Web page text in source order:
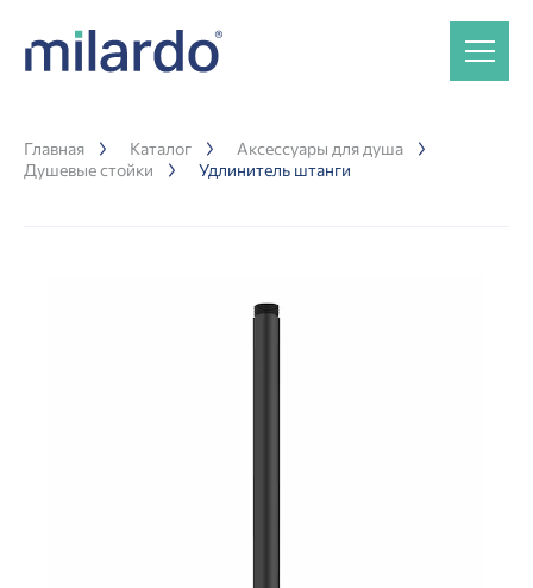
Главная Каталог
Аксессуары для душа
Душевые стойки
Удлинитель штанги